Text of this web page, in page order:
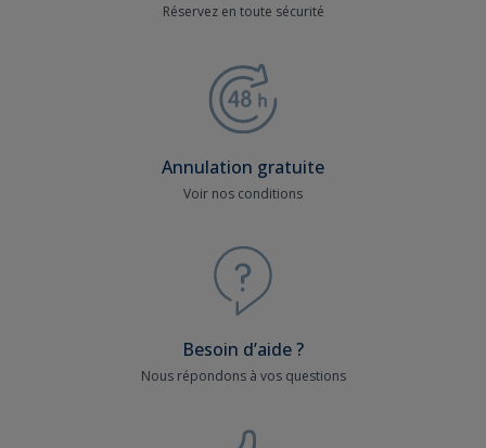
Réservez en toute sécurité
Annulation gratuite
Voir nos conditions
Besoin d’aide ?
Nous répondons à vos questions